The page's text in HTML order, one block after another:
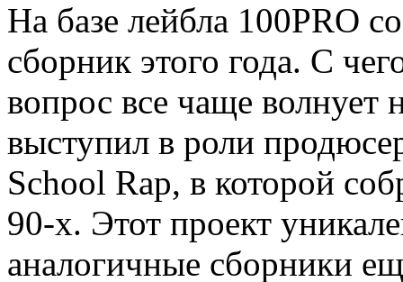
На базе лейбла 100PRO
сборник этого года. С
вопрос все чаще волнует
выступил в роли
School Rap, в которой
90-х. Этот проект
аналогичные сборники